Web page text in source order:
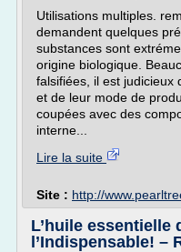
Utilisations multiples.
demandent quelques
substances sont
origine biologique.
falsifiées, il est judicieux
et de leur mode de
coupées avec des
interne...
Lire la suite
Site : http://
L’huile essentielle
l’Indispensable! –